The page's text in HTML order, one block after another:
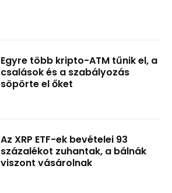
Egyre több kripto-ATM tűnik el, a
csalások és a szabályozás
söpörte el őket
Az XRP ETF-ek bevételei 93
százalékot zuhantak, a bálnák
viszont vásárolnak